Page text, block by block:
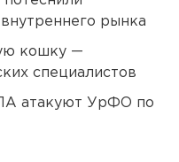
рынка
кошку —
специалистов
атакуют УрФО по